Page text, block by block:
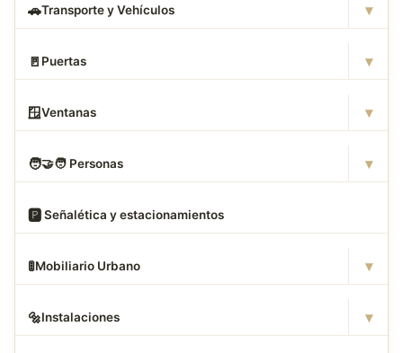
🚗Transporte y Vehículos ▾
🚪 Puertas ▾
🪟Ventanas ▾
🧑‍🤝‍🧑 Personas ▾
🅿️ Señalética y estacionamientos
🚦Mobiliario Urbano ▾
🔩Instalaciones ▾